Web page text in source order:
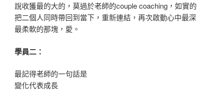
說收獲最的大的，莫過於老師的couple coaching，如實的
把二個人同時帶回到當下，重新連結，再次啟動心中最深
最柔軟的那塊，愛。
學員二：
最記得老師的一句話是
變化代表成長